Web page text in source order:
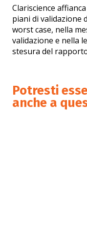
Clariscience
piani di validazione
worst case, nella
validazione e nella
stesura del
Potresti
anche a